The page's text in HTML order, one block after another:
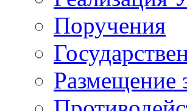
Поручения
Размещение